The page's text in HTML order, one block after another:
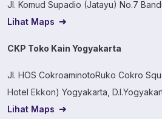
Jl. Komud Supadio (Jatayu) No.7
Lihat Maps
CKP Toko Kain Yogyakarta
Jl. HOS CokroaminotoRuko Cokro
Hotel Ekkon) Yogyakarta,
Lihat Maps